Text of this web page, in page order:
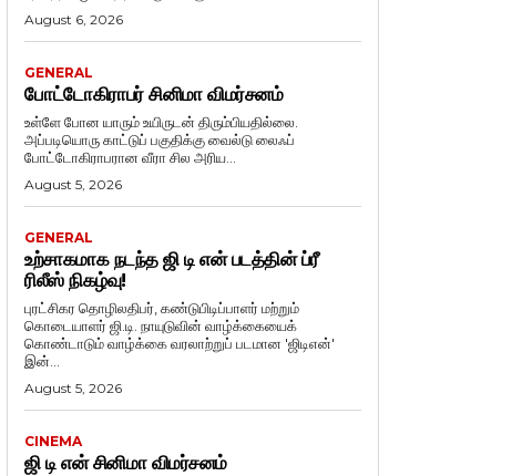
August 6, 2026
GENERAL
போட்டோகிராபர் சினிமா விமர்சனம்
உள்ளே போன யாரும் உயிருடன் திரும்பியதில்லை.
அப்படியொரு காட்டுப் பகுதிக்கு வைல்டு லைஃப்
போட்டோகிராபரான வீரா சில அரிய...
August 5, 2026
GENERAL
உற்சாகமாக நடந்த ஜி டி என் படத்தின் ப்ரீ
ரிலீஸ் நிகழ்வு!
புரட்சிகர தொழிலதிபர், கண்டுபிடிப்பாளர் மற்றும்
கொடையாளர் ஜி.டி. நாயுடுவின் வாழ்க்கையைக்
கொண்டாடும் வாழ்க்கை வரலாற்றுப் படமான 'ஜிடிஎன்'
இன்...
August 5, 2026
CINEMA
ஜி டி என் சினிமா விமர்சனம்